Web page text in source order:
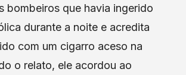
bombeiros que havia ingerido
durante a noite e acredita
com um cigarro aceso na
o relato, ele acordou ao